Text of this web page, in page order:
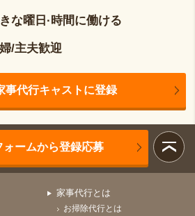
な曜日·時間に働ける
/主夫歓迎
事代行キャストに登録
ォームから登録応募
家事代行とは
お掃除代行とは